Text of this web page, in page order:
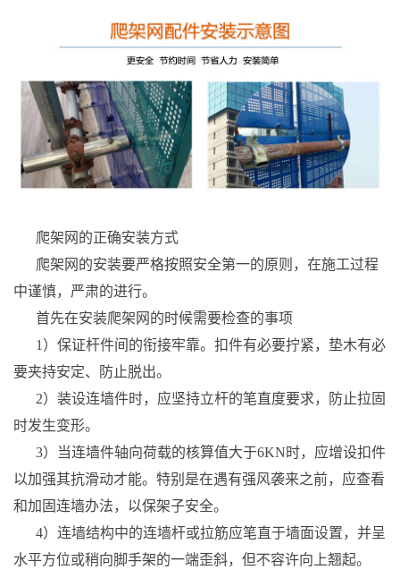
爬架网的正确安装方式
爬架网的安装要严格按照安全第一的原则，在施工过程
中谨慎，严肃的进行。
首先在安装爬架网的时候需要检查的事项
1）保证杆件间的衔接牢靠。扣件有必要拧紧，垫木有必
要夹持安定、防止脱出。
2）装设连墙件时，应坚持立杆的笔直度要求，防止拉固
时发生变形。
3）当连墙件轴向荷载的核算值大于6KN时，应增设扣件
以加强其抗滑动才能。特别是在遇有强风袭来之前，应查看
和加固连墙办法，以保架子安全。
4）连墙结构中的连墙杆或拉筋应笔直于墙面设置，并呈
水平方位或稍向脚手架的一端歪斜，但不容许向上翘起。